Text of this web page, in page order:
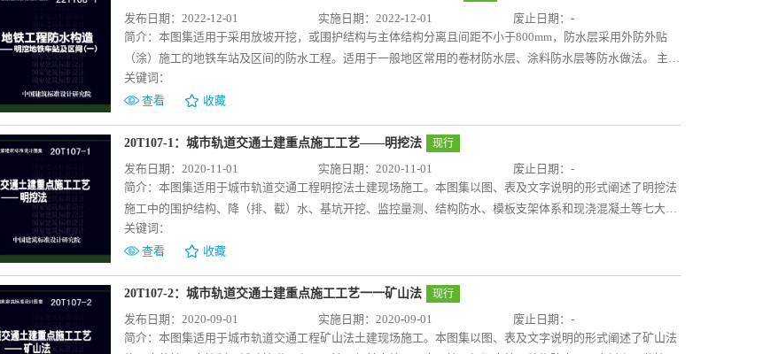
发布日期：2022-12-01 实施日期：2022-12-01
废止日期：-
简介： 本图集适用于采用放坡开挖，或围护结构与主体结构分离且间距不小于800mm，防水层采用外防外贴
（涂）施工的地铁车站及区间的防水工程。适用于一般地区常用的卷材防水层、涂料防水层等防水做法。 主要
内容包括混凝土结构自防水和外设防水措施；防水主材选择和材料性能指标要求，以及防水主材施工工艺技术
要求；采用外防外贴（涂）施工防水的明挖地铁车站及区间防水断面通用图及细部构造防水做法设计通用图
等，可供设计人员和施工人员参考使用。
关键词：
查看
收藏
20T107-1：城市轨道交通土建重点施工工艺——明挖法 现行
发布日期：2020-11-01 实施日期：2020-11-01
废止日期：-
简介： 本图集适用于城市轨道交通工程明挖法土建现场施工。本图集以图、表及文字说明的形式阐述了明挖法
施工中的围护结构、降（排、截）水、基坑开挖、监控量测、结构防水、模板支架体系和现浇混凝土等七大部
分内容，每部分内容由施工工艺流程、施工工艺要点、示意图等组成。编制组对现有城市轨道交通工程明挖法
工程实践经验进行了归纳总结，选择较为常见的施工做法进行阐述，能有效帮助使用者准确理解城市轨道交通
工程明挖法土建施工方法，并应用于具体的实际工程中。
关键词：
查看
收藏
20T107-2：城市轨道交通土建重点施工工艺一一矿山法 现行
发布日期：2020-09-01 实施日期：2020-09-01
废止日期：-
简介： 本图集适用于城市轨道交通工程矿山法土建现场施工。本图集以图、表及文字说明的形式阐述了矿山法